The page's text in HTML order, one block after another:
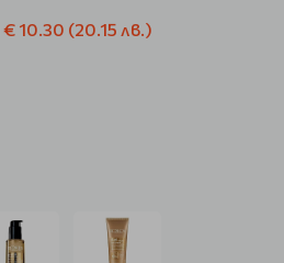
€ 10.30 (20.15 лв.)